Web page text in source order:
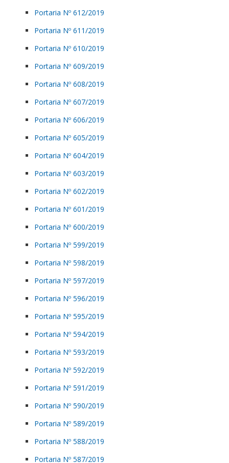
Portaria Nº 612/2019
Portaria Nº 611/2019
Portaria Nº 610/2019
Portaria Nº 609/2019
Portaria Nº 608/2019
Portaria Nº 607/2019
Portaria Nº 606/2019
Portaria Nº 605/2019
Portaria Nº 604/2019
Portaria Nº 603/2019
Portaria Nº 602/2019
Portaria Nº 601/2019
Portaria Nº 600/2019
Portaria Nº 599/2019
Portaria Nº 598/2019
Portaria Nº 597/2019
Portaria Nº 596/2019
Portaria Nº 595/2019
Portaria Nº 594/2019
Portaria Nº 593/2019
Portaria Nº 592/2019
Portaria Nº 591/2019
Portaria Nº 590/2019
Portaria Nº 589/2019
Portaria Nº 588/2019
Portaria Nº 587/2019